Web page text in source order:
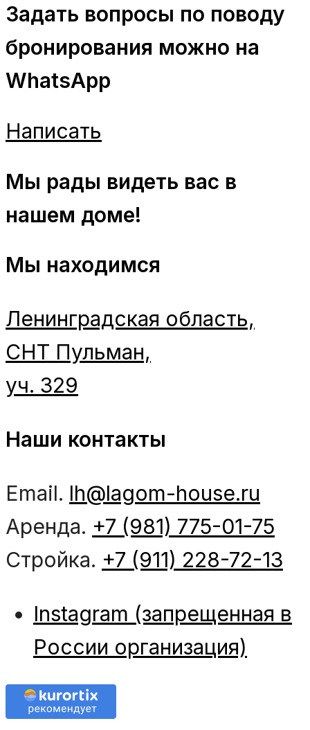
Задать вопросы по поводу
бронирования можно на
WhatsApp
Написать
Мы рады видеть вас в
нашем доме!
Мы находимся
Ленинградская область,
СНТ Пульман,
уч. 329
Наши контакты
Email. lh@lagom-house.ru
Аренда. +7 (981) 775-01-75
Стройка. +7 (911) 228-72-13
Instagram (запрещенная в
России организация)